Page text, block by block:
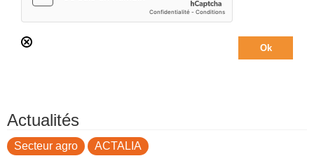
Actualités
Secteur agro ACTALIA